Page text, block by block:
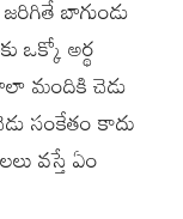
బాగుండు
ఒక్కో అర్థ
మందికి చెడు
సంకేతం కాదు
వస్తే ఏం